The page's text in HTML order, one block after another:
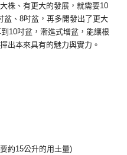
株、有更大的發展，就需要10
盆、 8吋盆，再多開發出了更大
10吋盆，漸進式增盆， 能讓根
出本來具有的魅力與實力。
約15公升的用土量)